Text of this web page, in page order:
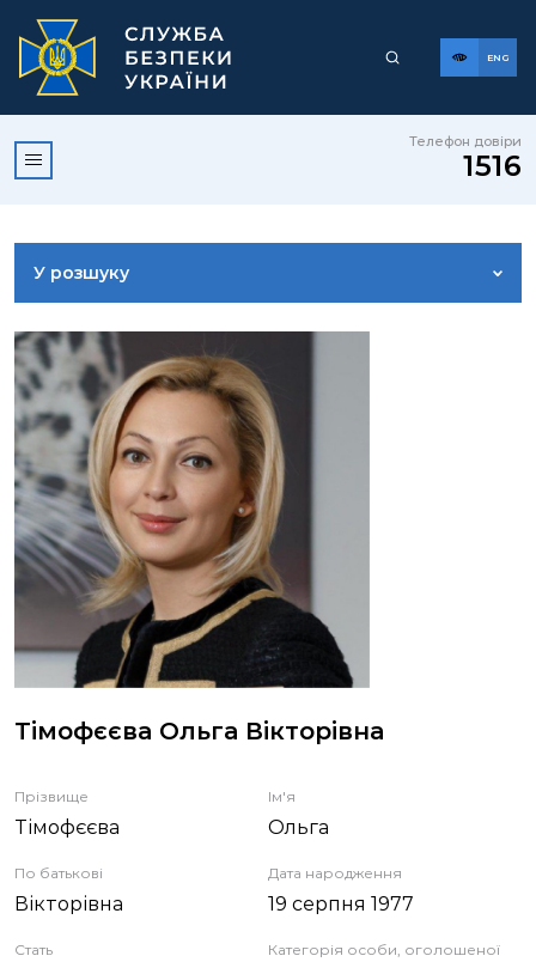
ENG
Телефон довіри
1516
У розшуку
ДОСТУП ДО ПУБЛІЧНОЇ ІНФОРМАЦІЇ
ЗВЕРНЕННЯ ГРОМАДЯН
КОРИСНА ІНФОРМАЦІЯ
ЗВІТИ
НОРМАТИВНО-ПРАВОВА БАЗА
ДЕМОКРАТИЧНИЙ КОНТРОЛЬ
ПОВІСТКИ
Тімофєєва Ольга Вікторівна
Прізвище
Тімофєєва
Ім'я
Ольга
По батькові
Вікторівна
Дата народження
19 серпня 1977
Стать
Категорія особи, оголошеної